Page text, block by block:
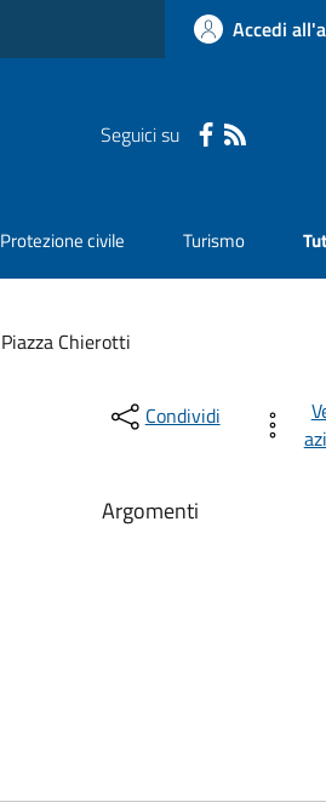
Accedi
Seguici su
Protezione civile Turismo
Chierotti
Condividi
Argomenti